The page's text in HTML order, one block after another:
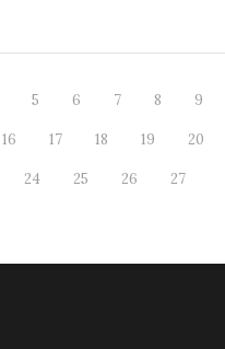
5 6 7 8 9
16 17 18 19 20
24 25 26 27